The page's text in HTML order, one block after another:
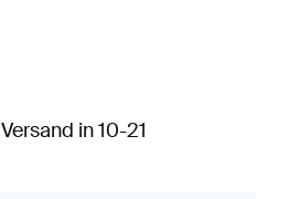
Versand in 10-21